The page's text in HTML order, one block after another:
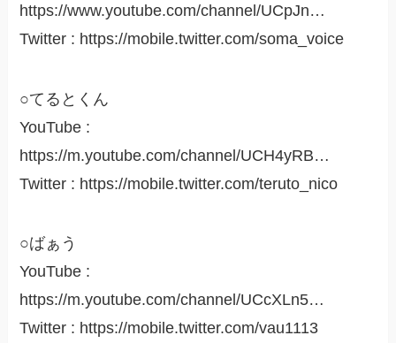
https://www.youtube.com/channel/UCpJn…
Twitter : https://mobile.twitter.com/soma_voice
○てるとくん
YouTube :
https://m.youtube.com/channel/UCH4yRB…
Twitter : https://mobile.twitter.com/teruto_nico
○ばぁう
YouTube :
https://m.youtube.com/channel/UCcXLn5…
Twitter : https://mobile.twitter.com/vau1113